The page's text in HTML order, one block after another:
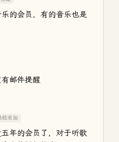
的会员，有的音乐也是
邮件提醒
稔有加
年的会员了，对于听歌